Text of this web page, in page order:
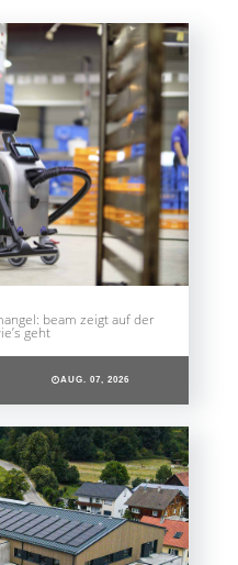
beam zeigt auf der
geht
AUG. 07, 2026